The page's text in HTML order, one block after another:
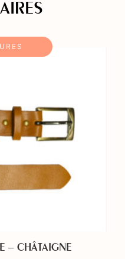
– CHÂTAIGNE